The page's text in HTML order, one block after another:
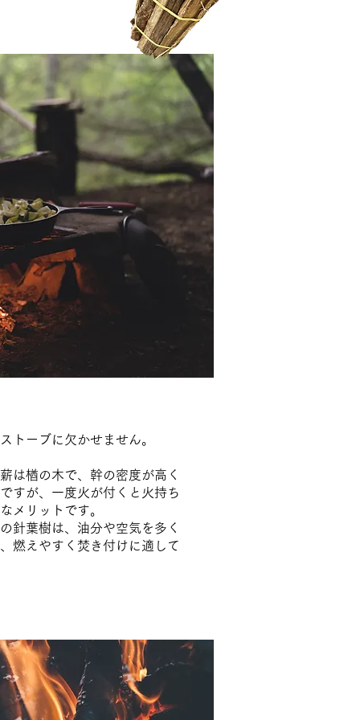
トーブに欠かせません。
は楢の木で、幹の密度が高く
すが、一度火が付くと火持ち
メリットです。
針葉樹は、油分や空気を多く
燃えやすく焚き付けに適して